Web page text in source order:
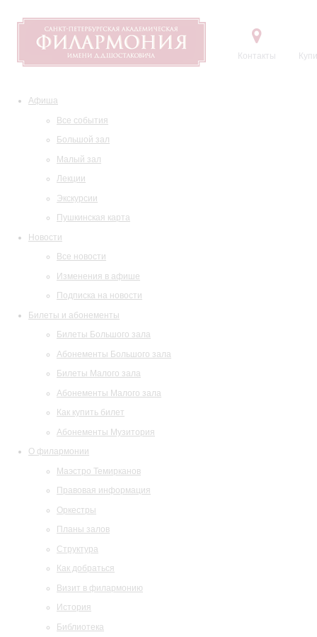
Контакты
Афиша
Все события
Большой зал
Малый зал
Лекции
Экскурсии
Пушкинская карта
Новости
Все новости
Изменения в афише
Подписка на новости
Билеты и абонементы
Билеты Большого зала
Абонементы Большого зала
Билеты Малого зала
Абонементы Малого зала
Как купить билет
Абонементы Музитория
О филармонии
Маэстро Темирканов
Правовая информация
Оркестры
Планы залов
Структура
Как добраться
Визит в филармонию
История
Библиотека